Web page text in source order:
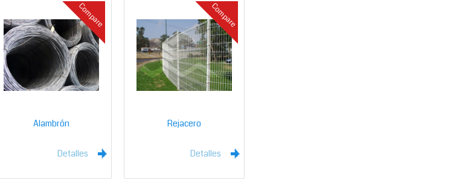
Compare
Alambrón
Detalles l
Compare
Rejacero
Detalles l